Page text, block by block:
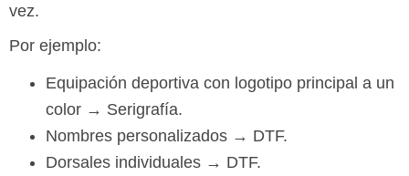
vez.
Por ejemplo:
Equipación deportiva con logotipo principal a un
color → Serigrafía.
Nombres personalizados → DTF.
Dorsales individuales → DTF.